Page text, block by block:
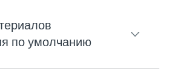
есть раскрывающийся
по умолчанию